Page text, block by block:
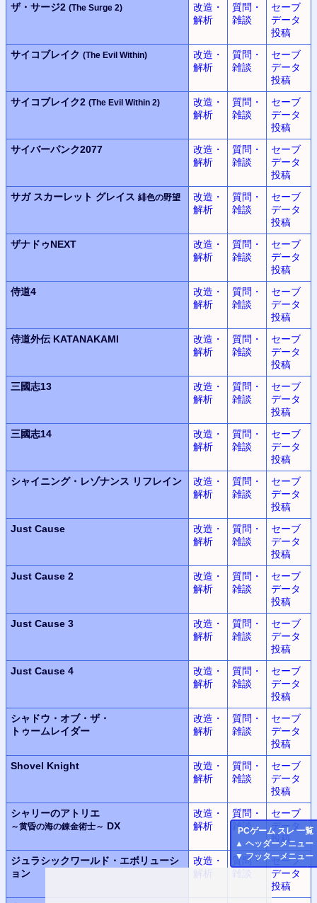
PCゲーム スレ 一覧
▲ ヘッダーメニュー
▼ フッターメニュー
ザ・サージ2 (The Surge 2)
改造・
解析
質問・
雑談
セーブ
データ
投稿
サイコブレイク (The Evil Within)
改造・
解析
質問・
雑談
セーブ
データ
投稿
サイコブレイク2 (The Evil Within 2)
改造・
解析
質問・
雑談
セーブ
データ
投稿
サイバーパンク2077
改造・
解析
質問・
雑談
セーブ
データ
投稿
サガ スカーレット グレイス 緋色の野望
改造・
解析
質問・
雑談
セーブ
データ
投稿
ザナドゥNEXT
改造・
解析
質問・
雑談
セーブ
データ
投稿
侍道4
改造・
解析
質問・
雑談
セーブ
データ
投稿
侍道外伝 KATANAKAMI
改造・
解析
質問・
雑談
セーブ
データ
投稿
三國志13
改造・
解析
質問・
雑談
セーブ
データ
投稿
三國志14
改造・
解析
質問・
雑談
セーブ
データ
投稿
シャイニング・レゾナンス リフレイン
改造・
解析
質問・
雑談
セーブ
データ
投稿
Just Cause
改造・
解析
質問・
雑談
セーブ
データ
投稿
Just Cause 2
改造・
解析
質問・
雑談
セーブ
データ
投稿
Just Cause 3
改造・
解析
質問・
雑談
セーブ
データ
投稿
Just Cause 4
改造・
解析
質問・
雑談
セーブ
データ
投稿
シャドウ・オブ・ザ・
トゥームレイダー
改造・
解析
質問・
雑談
セーブ
データ
投稿
Shovel Knight
改造・
解析
質問・
雑談
セーブ
データ
投稿
シャリーのアトリエ
～黄昏の海の錬金術士～ DX
改造・
解析
質問・
雑談
セーブ
データ
投稿
ジュラシックワールド・エボリューシ
ョン
改造・
解析
質問・
雑談
セーブ
データ
投稿